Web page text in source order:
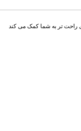
راحت تر به شما کمک می کند